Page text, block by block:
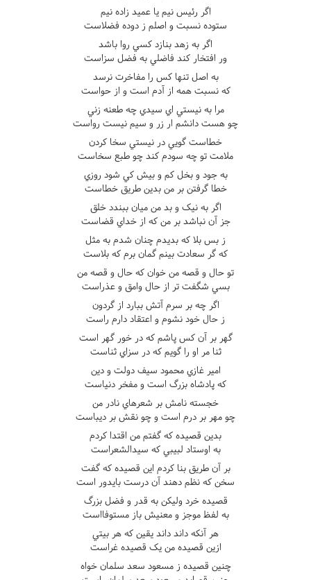
اگر رئيس نيم يا عميد زاده نيم
ستوده نسبت و اصلم ز دوده فضلاست
اگر به زهد بنازد کسي روا باشد
ور افتخار کند فاضلي به فضل سزاست
به اصل تنها کس را مفاخرت نرسد
که نسبت همه از آدم است و از حواست
مرا به نيستي اي سيدي چه طعنه زني
چو هست دانشم ار زر و سيم نيست رواست
خطاست گويي در نيستي سخا کردن
ملامت تو چه سودم کند چو طبع سخاست
به جود و بخل کم و بيش کي شود روزي
خطا گرفتن بر من بدين طريق خطاست
اگر به نيک و بد من ميان ببندد خلق
جز آن نباشد بر من که از خداي قضاست
ز بس بلا که بديدم چنان شدم به مثل
که گر سعادت بينم گمان برم که بلاست
تو حال و قصه من خوان که حال و قصه من
بسي شگفت تر از حال وامق و عذراست
اگر چه بر سرم آتش ببارد از گردون
ز حال خود نشوم و اعتقاد دارم راست
گهر بر آن کس پاشم که در خور گهر است
ثنا مر او را گويم که در سزاي ثناست
امير غازي محمود سيف دولت و دين
که پادشاه بزرگ است و مفخر دنياست
خجسته نامش بر شعرهاي نادر من
چو مهر بر درم است و چو نقش بر ديباست
بدين قصيده که گفتم من اقتدا کردم
به اوستاد لبيبي که سيدالشعراست
بر آن طريق بنا کردم اين قصيده که گفت
سخن که نظم دهند آن درست بايدور است
قصيده خرد وليکن به قدر و فضل بزرگ
به لفظ موجز و معنيش باز مستوفااست
هر آنکه داند داند يقين که هر بيتي
ازين قصيده من يک قصيده غراست
چنين قصيده ز مسعود سعد سلمان خواه